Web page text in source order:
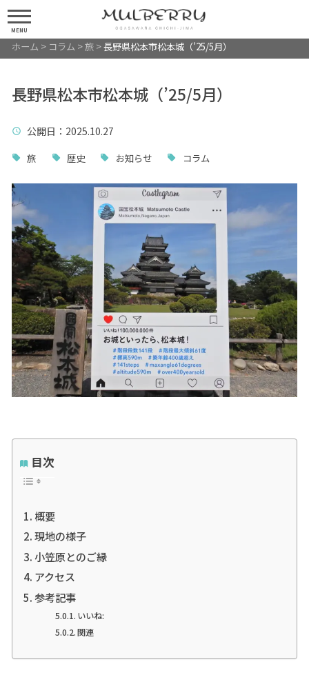
MENU
ホーム > コラム >旅>長野県松本市松本城（’25/5月）
長野県松本市松本城（’25/5月）
公開日 ：2025.10.27
旅 歴史 お知らせ コラム
目次
概要
現地の様子
小笠原とのご縁
アクセス
参考記事
いいね:
関連